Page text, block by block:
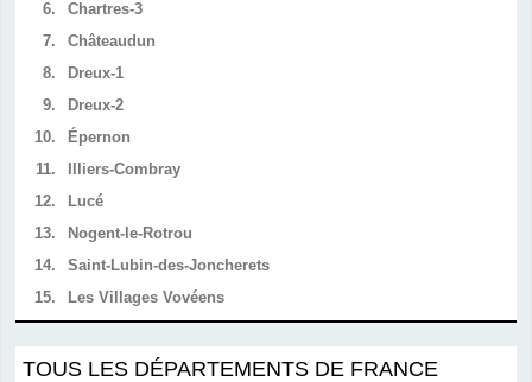
6.
Chartres-3
7.
Châteaudun
8.
Dreux-1
9.
Dreux-2
10.
Épernon
11.
Illiers-Combray
12.
Lucé
13.
Nogent-le-Rotrou
14.
Saint-Lubin-des-Joncherets
15.
Les Villages Vovéens
TOUS LES DÉPARTEMENTS DE FRANCE